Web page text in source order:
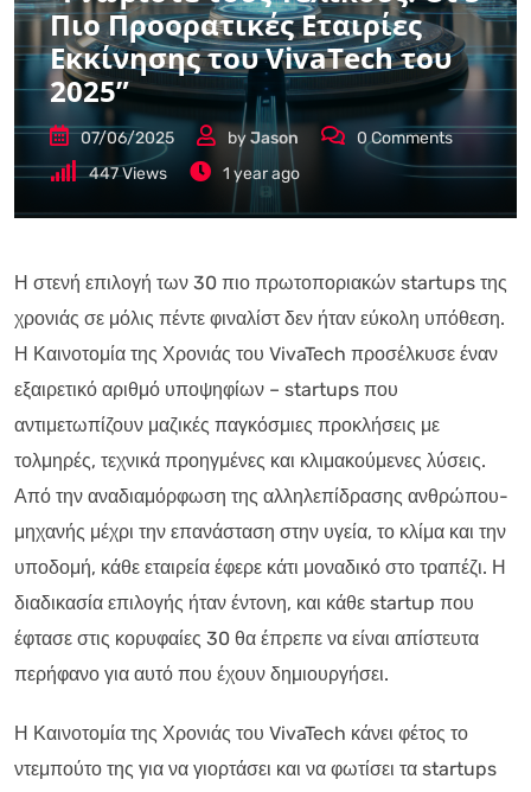
Πιο Προορατικές Εταιρίες
Εκκίνησης του VivaTech του
2025”
07/06/2025 byJason 0Comments
447Views 1 year ago
Η στενή επιλογή των 30 πιο πρωτοποριακών startups της
χρονιάς σε μόλις πέντε φιναλίστ δεν ήταν εύκολη υπόθεση.
Η Καινοτομία της Χρονιάς του VivaTech προσέλκυσε έναν
εξαιρετικό αριθμό υποψηφίων – startups που
αντιμετωπίζουν μαζικές παγκόσμιες προκλήσεις με
τολμηρές, τεχνικά προηγμένες και κλιμακούμενες λύσεις.
Από την αναδιαμόρφωση της αλληλεπίδρασης ανθρώπου-
μηχανής μέχρι την επανάσταση στην υγεία, το κλίμα και την
υποδομή, κάθε εταιρεία έφερε κάτι μοναδικό στο τραπέζι. Η
διαδικασία επιλογής ήταν έντονη, και κάθε startup που
έφτασε στις κορυφαίες 30 θα έπρεπε να είναι απίστευτα
περήφανο για αυτό που έχουν δημιουργήσει.
Η Καινοτομία της Χρονιάς του VivaTech κάνει φέτος το
ντεμπούτο της για να γιορτάσει και να φωτίσει τα startups